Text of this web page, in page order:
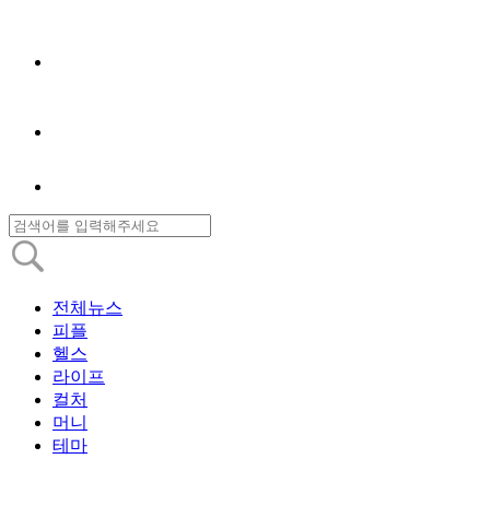
전체뉴스
피플
헬스
라이프
컬처
머니
테마